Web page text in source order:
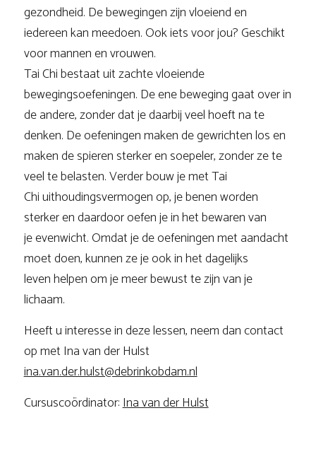
gezondheid. De bewegingen zijn vloeiend en
iedereen kan meedoen. Ook iets voor jou? Geschikt
voor mannen en vrouwen.
Tai Chi bestaat uit zachte vloeiende
bewegingsoefeningen. De ene beweging gaat over in
de andere, zonder dat je daarbij veel hoeft na te
denken. De oefeningen maken de gewrichten los en
maken de spieren sterker en soepeler, zonder ze te
veel te belasten. Verder bouw je met Tai
Chi uithoudingsvermogen op, je benen worden
sterker en daardoor oefen je in het bewaren van
je evenwicht. Omdat je de oefeningen met aandacht
moet doen, kunnen ze je ook in het dagelijks
leven helpen om je meer bewust te zijn van je
lichaam.
Heeft u interesse in deze lessen, neem dan contact
op met Ina van der Hulst
ina.van.der.hulst@debrinkobdam.nl
Cursuscoördinator:Ina van der Hulst